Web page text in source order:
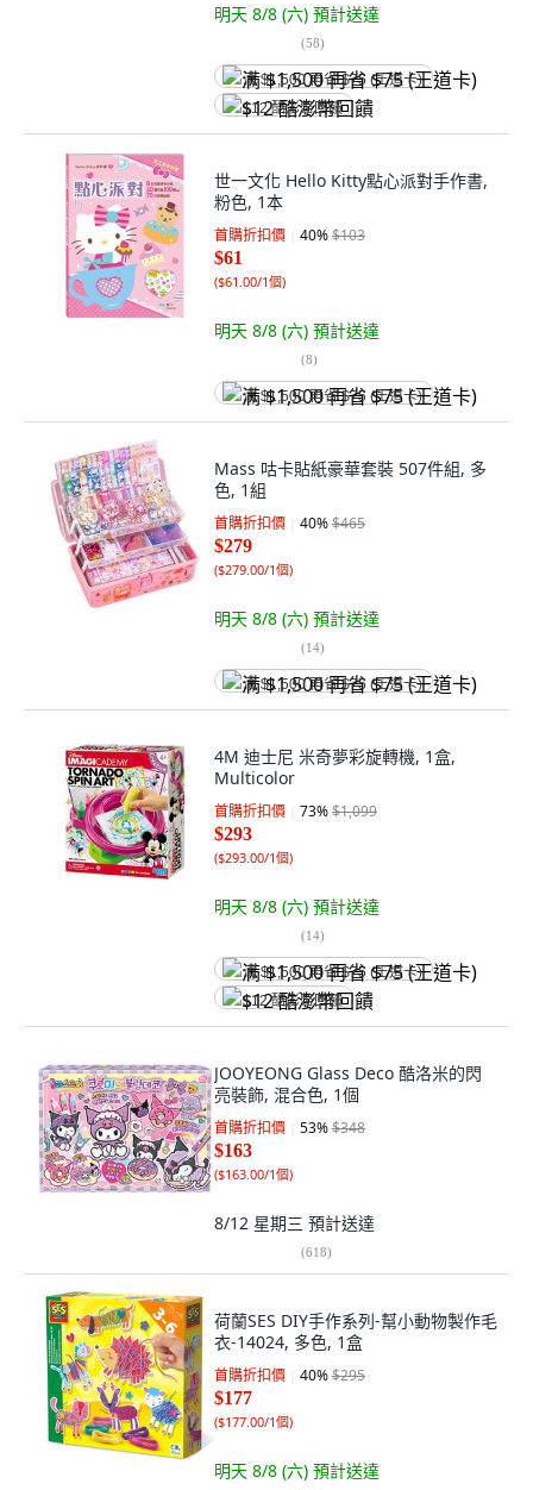
明天 8/8 (六) 預計送達
(58)
满 $1,500 再省 $75 (王道卡)
$12 酷澎幣回饋
世一文化 Hello Kitty點心派對手作書,
粉色, 1本
首購折扣價 40%$103
$61
($61.00/1個)
明天 8/8 (六) 預計送達
(8)
满 $1,500 再省 $75 (王道卡)
Mass 咕卡貼紙豪華套裝 507件組, 多
色, 1組
首購折扣價 40%$465
$279
($279.00/1個)
明天 8/8 (六) 預計送達
(14)
满 $1,500 再省 $75 (王道卡)
4M 迪士尼 米奇夢彩旋轉機, 1盒,
Multicolor
首購折扣價 73%$1,099
$293
($293.00/1個)
明天 8/8 (六) 預計送達
(14)
满 $1,500 再省 $75 (王道卡)
$12 酷澎幣回饋
JOOYEONG Glass Deco 酷洛米的閃
亮裝飾, 混合色, 1個
首購折扣價 53%$348
$163
($163.00/1個)
8/12 星期三 預計送達
(618)
荷蘭SES DIY手作系列-幫小動物製作毛
衣-14024, 多色, 1盒
首購折扣價 40%$295
$177
($177.00/1個)
明天 8/8 (六) 預計送達